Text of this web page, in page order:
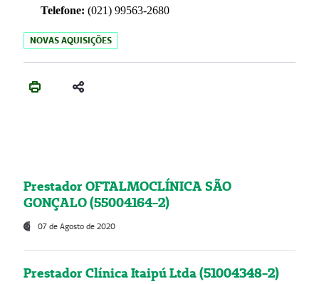
Telefone: (021) 99563-2680
NOVAS AQUISIÇÕES
Prestador OFTALMOCLÍNICA SÃO
GONÇALO (55004164-2)
07 de Agosto de 2020
Prestador Clínica Itaipú Ltda (51004348-2)